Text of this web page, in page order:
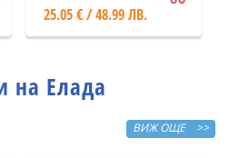
25.05 € / 48.99 ЛВ.
на Елада
ВИЖ ОЩЕ >>